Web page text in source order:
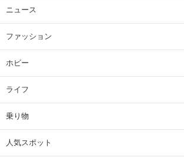
ニュース
ファッション
ホビー
ライフ
乗り物
人気スポット